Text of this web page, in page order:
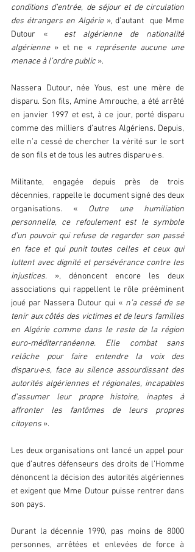
conditions d’entrée, de séjour et de circulation
des étrangers en Algérie », d’autant  que Mme
Dutour « est algérienne de nationalité
algérienne » et ne « représente aucune une
menace à l’ordre public ».
Nassera Dutour, née Yous, est une mère de
disparu. Son fils, Amine Amrouche, a été arrêté
en janvier 1997 et est, à ce jour, porté disparu
comme des milliers d’autres Algériens. Depuis,
elle n’a cessé de chercher la vérité sur le sort
de son fils et de tous les autres disparu·e·s.
Militante, engagée depuis près de trois
décennies, rappelle le document signé des deux
organisations. « Outre une humiliation
personnelle, ce refoulement est le symbole
d’un pouvoir qui refuse de regarder son passé
en face et qui punit toutes celles et ceux qui
luttent avec dignité et persévérance contre les
injustices. », dénoncent encore les deux
associations qui rappellent le rôle prééminent
joué par Nassera Dutour qui « n’a cessé de se
tenir aux côtés des victimes et de leurs familles
en Algérie comme dans le reste de la région
euro-méditerranéenne. Elle combat sans
relâche pour faire entendre la voix des
disparu·e·s, face au silence assourdissant des
autorités algériennes et régionales, incapables
d’assumer leur propre histoire, inaptes à
affronter les fantômes de leurs propres
citoyens ».
Les deux organisations ont lancé un appel pour
que d’autres défenseurs des droits de l’Homme
dénoncent la décision des autorités algériennes
et exigent que Mme Dutour puisse rentrer dans
son pays.
Durant la décennie 1990, pas moins de 8000
personnes, arrêtées et enlevées de force à